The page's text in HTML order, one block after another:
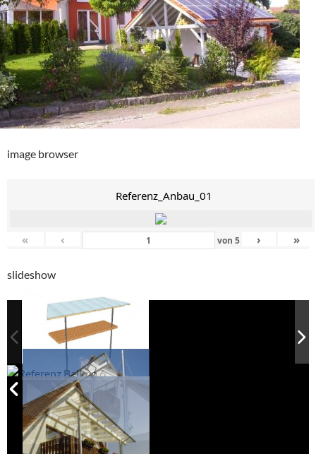
image browser
Referenz_Anbau_01
« ‹ von 5 › »
slideshow